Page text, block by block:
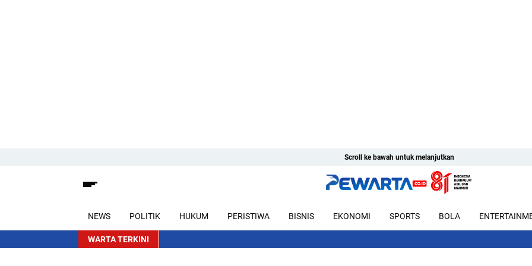
Scroll ke bawah untuk melanjutkan
NEWS POLITIK HUKUM PERISTIWA BISNIS EKONOMI SPORTS BOLA
WARTA TERKINI